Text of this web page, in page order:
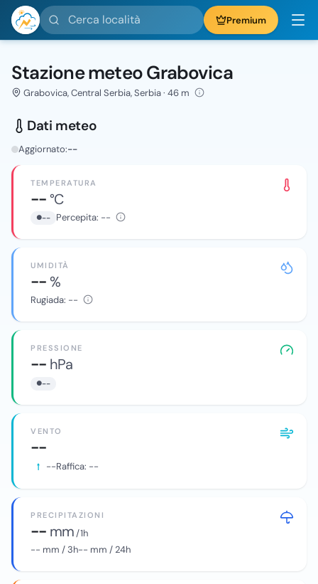
Cerca località Premium
Stazione meteo Grabovica
Grabovica, Central Serbia, Serbia · 46 m
Dati meteo
Aggiornato:--
TEMPERATURA
--°C
-- Percepita: --
UMIDITÀ
--%
Rugiada: --
PRESSIONE
-- hPa
--
VENTO
--
--Raffica: --
PRECIPITAZIONI
-- mm/ 1h
-- mm / 3h-- mm / 24h